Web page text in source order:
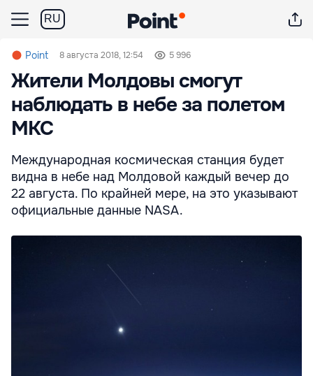
RU
Point 8 августа 2018, 12:54 5 996
Жители Молдовы смогут
наблюдать в небе за полетом
МКС
Международная космическая станция будет
видна в небе над Молдовой каждый вечер до
22 августа. По крайней мере, на это указывают
официальные данные NASA.